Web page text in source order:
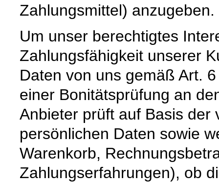
Zahlungsmittel) anzugeben.
Um unser berechtigtes
Zahlungsfähigkeit unserer
Daten von uns gemäß Art.
einer Bonitätsprüfung an
Anbieter prüft auf Basis der
persönlichen Daten sowie
Warenkorb,
Zahlungserfahrungen), ob